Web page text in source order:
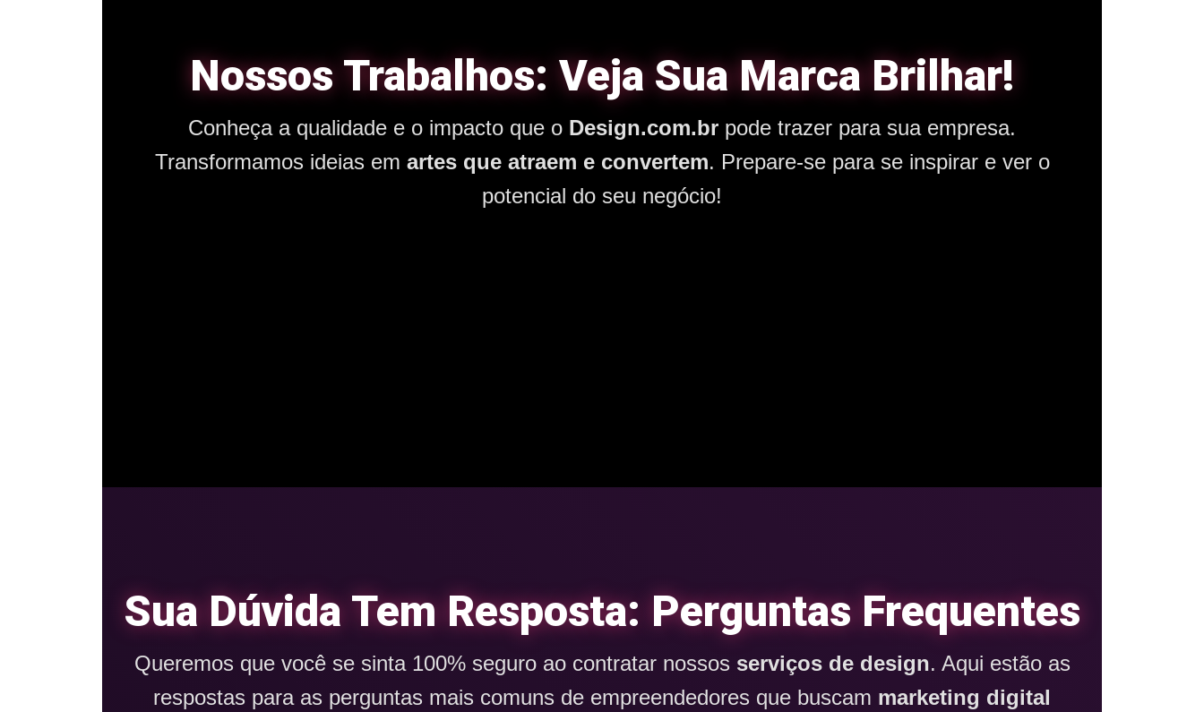
Nossos Trabalhos: Veja Sua Marca Brilhar!
Conheça a qualidade e o impacto que o Design.com.br pode trazer para sua empresa.
Transformamos ideias em artes que atraem e convertem. Prepare-se para se inspirar e ver o
potencial do seu negócio!
Sua Dúvida Tem Resposta: Perguntas Frequentes
Queremos que você se sinta 100% seguro ao contratar nossos serviços de design. Aqui estão as
respostas para as perguntas mais comuns de empreendedores que buscam marketing digital